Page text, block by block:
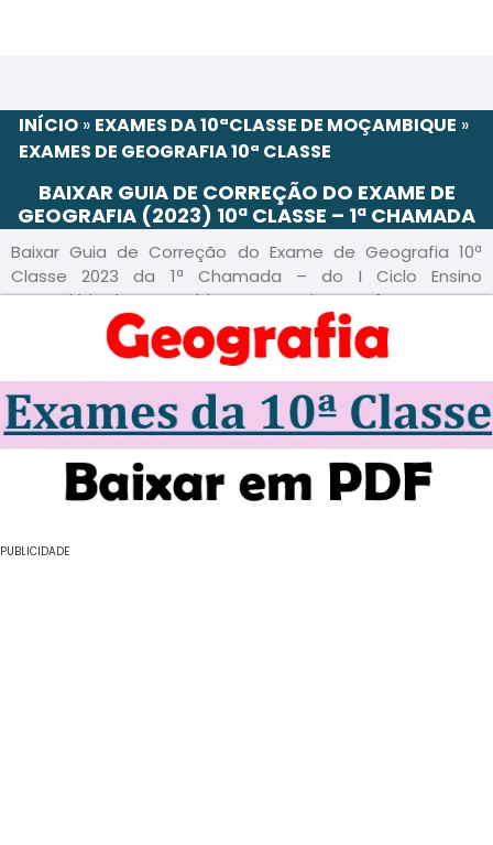
INÍCIO » EXAMES DA 10ªCLASSE DE MOÇAMBIQUE »
EXAMES DE GEOGRAFIA 10ª CLASSE
BAIXAR GUIA DE CORREÇÃO DO EXAME DE
GEOGRAFIA (2023) 10ª CLASSE – 1ª CHAMADA
Baixar Guia de Correção do Exame de Geografia 10ª
Classe 2023 da 1ª Chamada – do I Ciclo Ensino
Secundário de Moçambique para Baixar em formato PDF
PUBLICIDADE